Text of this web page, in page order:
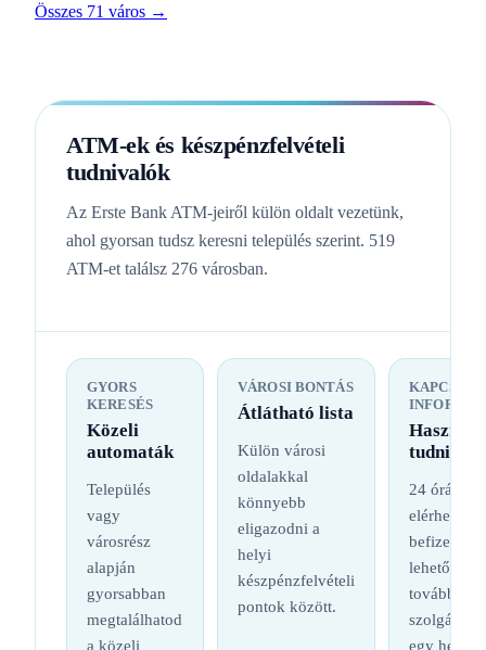
Összes 71 város →
ATM-ek és készpénzfelvételi
tudnivalók
Az Erste Bank ATM-jeiről külön oldalt vezetünk,
ahol gyorsan tudsz keresni település szerint. 519
ATM-et találsz 276 városban.
GYORS
KERESÉS
Közeli
automaták
Település
vagy
városrész
alapján
gyorsabban
megtalálhatod
a közeli
VÁROSI BONTÁS
Átlátható lista
Külön városi
oldalakkal
könnyebb
eligazodni a
helyi
készpénzfelvételi
pontok között.
Hasznos
24 órás
befizetési
lehetőség
további
egy